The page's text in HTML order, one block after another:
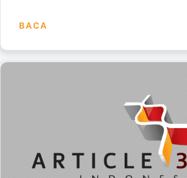
BACA